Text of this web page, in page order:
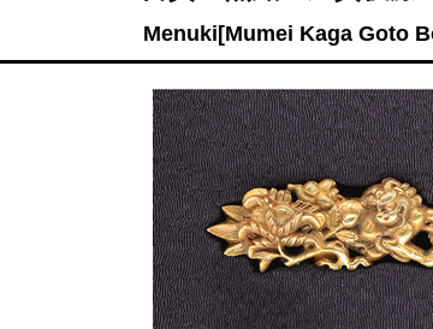
特価品
参考資料
研磨・諸工作
Menuki[Mumei Kaga Goto